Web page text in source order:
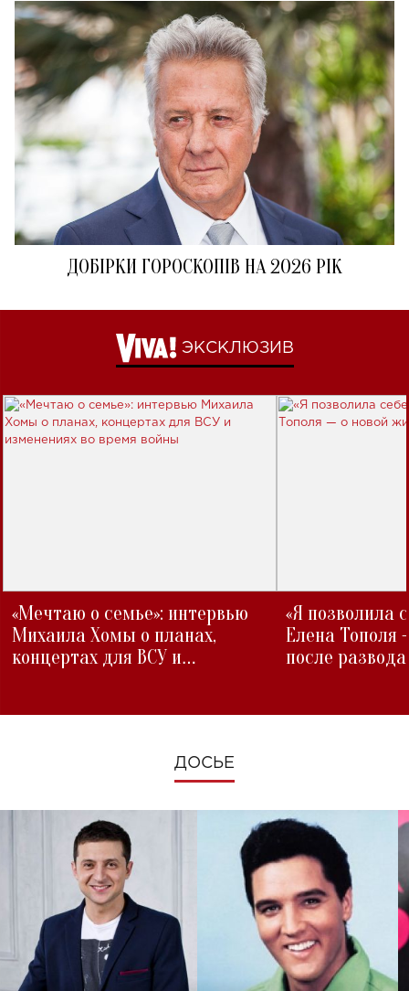
ДОБІРКИ ГОРОСКОПІВ НА 2026 РІК
ЭКСКЛЮЗИВ
«Мечтаю о семье»: интервью
Михаила Хомы о планах,
концертах для ВСУ и
«Я позволила
Елена Тополя
после развода
ДОСЬЕ